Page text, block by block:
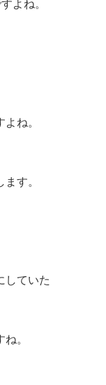
よね。
ね。
す。
していた
。